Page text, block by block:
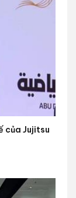
của Jujitsu